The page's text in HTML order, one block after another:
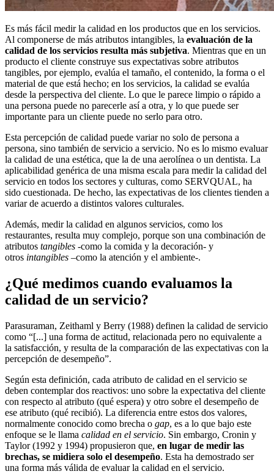
Es más fácil medir la calidad en los productos que en los servicios.
Al componerse de más atributos intangibles, la evaluación de la
calidad de los servicios resulta más subjetiva. Mientras que en un
producto el cliente construye sus expectativas sobre atributos
tangibles, por ejemplo, evalúa el tamaño, el contenido, la forma o el
material de que está hecho; en los servicios, la calidad se evalúa
desde la perspectiva del cliente. Lo que le parece limpio o rápido a
una persona puede no parecerle así a otra, y lo que puede ser
importante para un cliente puede no serlo para otro.
Esta percepción de calidad puede variar no solo de persona a
persona, sino también de servicio a servicio. No es lo mismo evaluar
la calidad de una estética, que la de una aerolínea o un dentista. La
aplicabilidad genérica de una misma escala para medir la calidad del
servicio en todos los sectores y culturas, como SERVQUAL, ha
sido cuestionada. De hecho, las expectativas de los clientes tienden a
variar de acuerdo a distintos valores culturales.
Además, medir la calidad en algunos servicios, como los
restaurantes, resulta muy complejo, porque son una combinación de
atributos tangibles -como la comida y la decoración- y
otros intangibles –como la atención y el ambiente-.
¿Qué medimos cuando evaluamos la
calidad de un servicio?
Parasuraman, Zeithaml y Berry (1988) definen la calidad de servicio
como “[...] una forma de actitud, relacionada pero no equivalente a
la satisfacción, y resulta de la comparación de las expectativas con la
percepción de desempeño”.
Según esta definición, cada atributo de calidad en el servicio se
deben contemplar dos reactivos: uno sobre la expectativa del cliente
con respecto al atributo (qué espera) y otro sobre el desempeño de
ese atributo (qué recibió). La diferencia entre estos dos valores,
normalmente conocido como brecha o gap, es a lo que bajo este
enfoque se le llama calidad en el servicio. Sin embargo, Cronin y
Taylor (1992 y 1994) propusieron que, en lugar de medir las
brechas, se midiera solo el desempeño. Esta ha demostrado ser
una forma más válida de evaluar la calidad en el servicio.